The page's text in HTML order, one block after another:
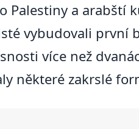
Palestiny a
vybudovali první
více než
některé zakrslé